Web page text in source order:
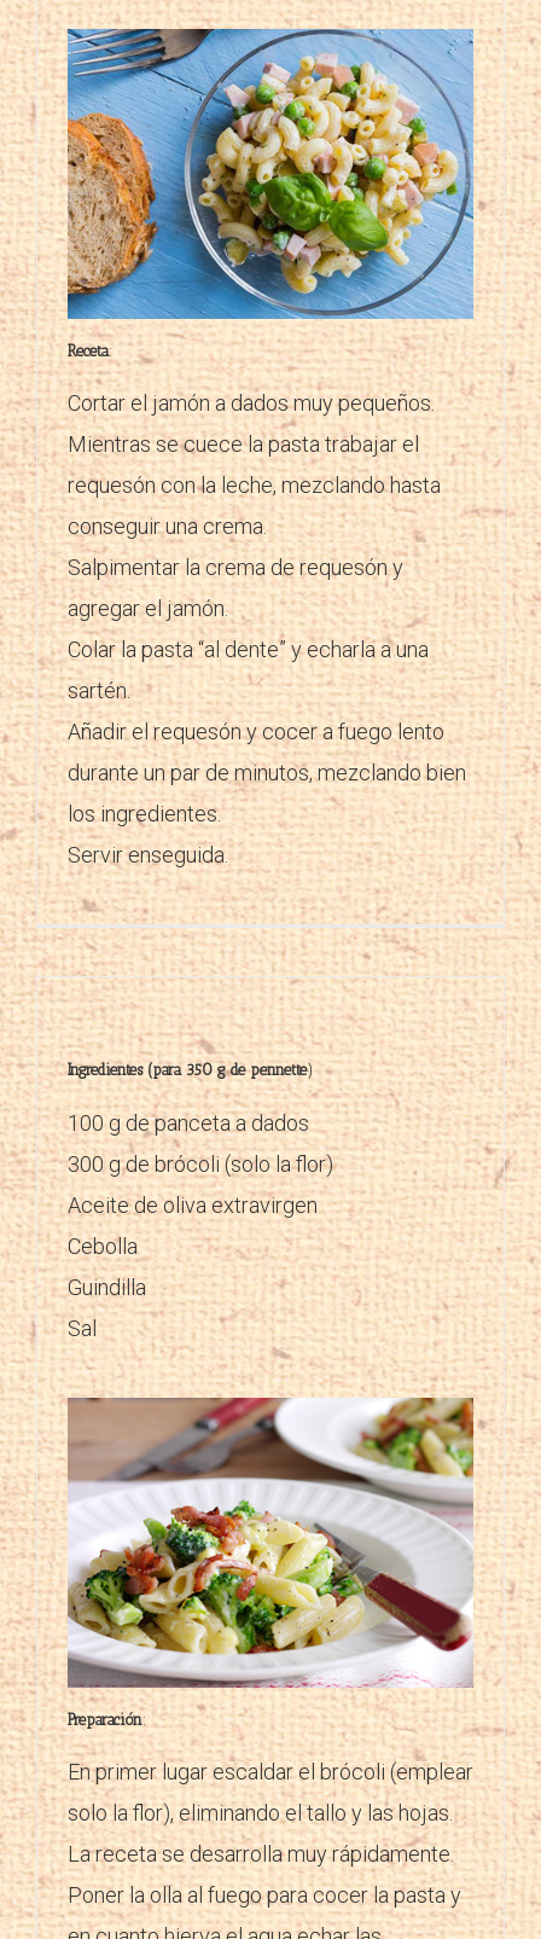
Receta:
Cortar el jamón a dados muy pequeños.
Mientras se cuece la pasta trabajar el
requesón con la leche, mezclando hasta
conseguir una crema.
Salpimentar la crema de requesón y
agregar el jamón.
Colar la pasta “al dente” y echarla a una
sartén.
Añadir el requesón y cocer a fuego lento
durante un par de minutos, mezclando bien
los ingredientes.
Servir enseguida.
Ingredientes (para 350 g de pennette)
100 g de panceta a dados
300 g de brócoli (solo la flor)
Aceite de oliva extravirgen
Cebolla
Guindilla
Sal
Preparación:
En primer lugar escaldar el brócoli (emplear
solo la flor), eliminando el tallo y las hojas.
La receta se desarrolla muy rápidamente.
Poner la olla al fuego para cocer la pasta y